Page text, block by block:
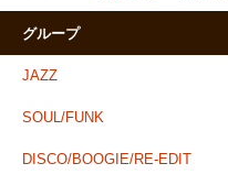
グループ
JAZZ
SOUL/FUNK
DISCO/BOOGIE/RE-EDIT